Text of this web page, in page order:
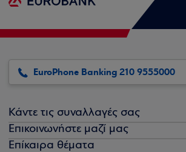
EuroPhone Banking 210 9555000
Κάντε τις συναλλαγές σας
Επικοινωνήστε μαζί μας
Επίκαιρα θέματα